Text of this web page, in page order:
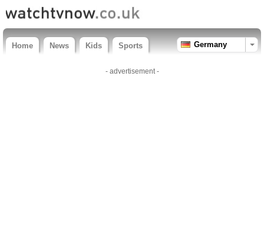
Home News Kids Sports Germany
- advertisement -